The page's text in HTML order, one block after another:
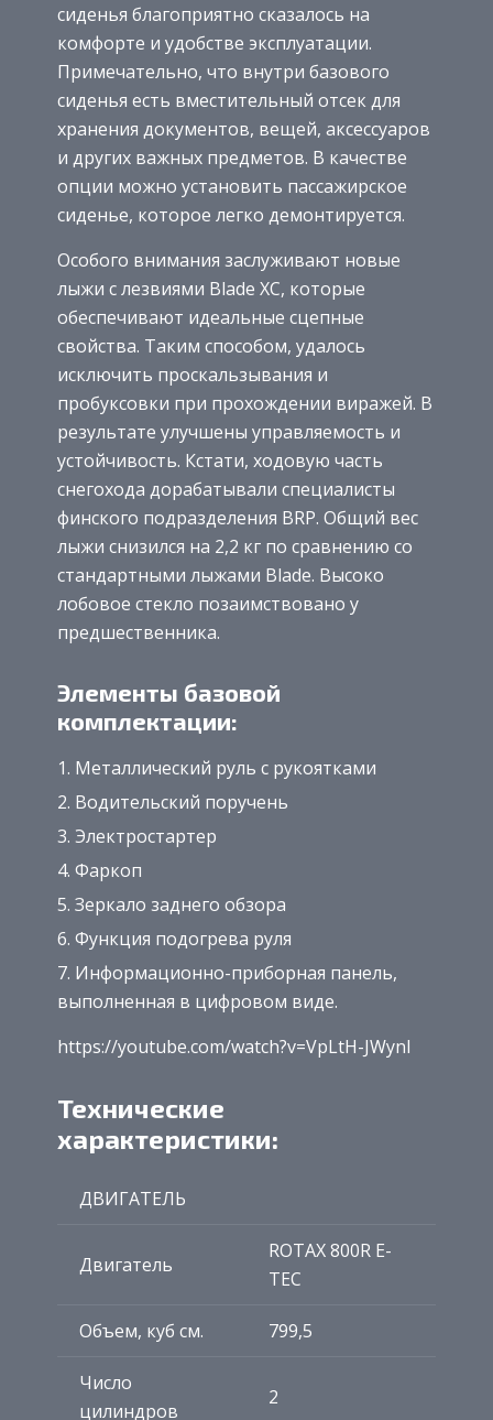
сиденья благоприятно сказалось на
комфорте и удобстве эксплуатации.
Примечательно, что внутри базового
сиденья есть вместительный отсек для
хранения документов, вещей, аксессуаров
и других важных предметов. В качестве
опции можно установить пассажирское
сиденье, которое легко демонтируется.
Особого внимания заслуживают новые
лыжи с лезвиями Blade XC, которые
обеспечивают идеальные сцепные
свойства. Таким способом, удалось
исключить проскальзывания и
пробуксовки при прохождении виражей. В
результате улучшены управляемость и
устойчивость. Кстати, ходовую часть
снегохода дорабатывали специалисты
финского подразделения BRP. Общий вес
лыжи снизился на 2,2 кг по сравнению со
стандартными лыжами Blade. Высоко
лобовое стекло позаимствовано у
предшественника.
Элементы базовой
комплектации:
Металлический руль с рукоятками
Водительский поручень
Электростартер
Фаркоп
Зеркало заднего обзора
Функция подогрева руля
Информационно-приборная панель,
выполненная в цифровом виде.
https://youtube.com/watch?v=VpLtH-JWynI
Технические
характеристики:
ДВИГАТЕЛЬ
Двигатель
ROTAX 800R E-
TEC
Объем, куб см. 799,5
Число
цилиндров
2